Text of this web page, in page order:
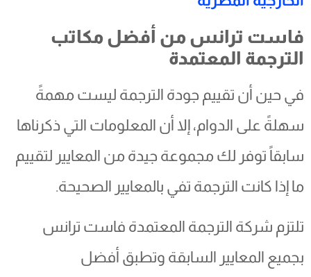
فاست ترانس من أفضل مكاتب
الترجمة المعتمدة
في حين أن تقييم جودة الترجمة ليست مهمةً
سهلةً على الدوام، إلا أن المعلومات التي ذكرناها
سابقاً توفر لك مجموعة جيدة من المعايير لتقييم
ما إذا كانت الترجمة تفي بالمعايير الصحيحة.
تلتزم شركة الترجمة المعتمدة فاست ترانس
بجميع المعايير السابقة وتطبق أفضل